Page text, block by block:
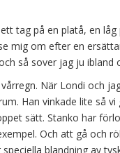
tag på en platå, en
mig om efter en
så sover jag ju ibland
När Londi och
Han vinkade lite så vi
sätt. Stanko har
Och att gå och
blandning av